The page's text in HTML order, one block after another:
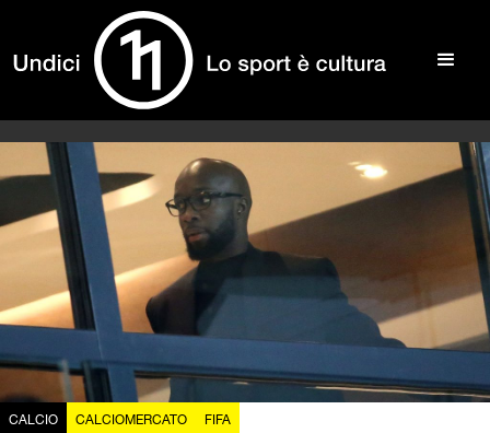
CALCIO CALCIOMERCATO FIFA